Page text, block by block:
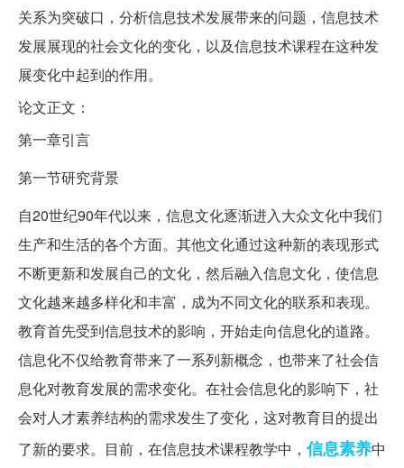
关系为突破口，分析信息技术发展带来的问题，信息技术
发展展现的社会文化的变化，以及信息技术课程在这种发
展变化中起到的作用。
论文正文：
第一章引言
第一节研究背景
自20世纪90年代以来，信息文化逐渐进入大众文化中我们
生产和生活的各个方面。其他文化通过这种新的表现形式
不断更新和发展自己的文化，然后融入信息文化，使信息
文化越来越多样化和丰富，成为不同文化的联系和表现。
教育首先受到信息技术的影响，开始走向信息化的道路。
信息化不仅给教育带来了一系列新概念，也带来了社会信
息化对教育发展的需求变化。在社会信息化的影响下，社
会对人才素养结构的需求发生了变化，这对教育目的提出
了新的要求。目前，在信息技术课程教学中， 信息素养中